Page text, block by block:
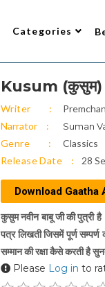
Categories
Kusum (कुसुम)
Writer
Narrator
Suman
Genre Classics
Release Date
28
Download Gaatha
कुसुम नवीन बाबू जी की पुत्री
पत्र लिखती जिसमें पूर्ण
सम्मान की रक्षा कैसे करती है
Please Log in to